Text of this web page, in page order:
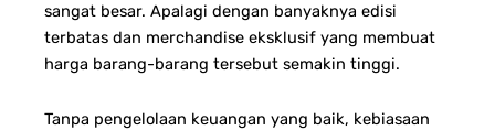
sangat besar. Apalagi dengan banyaknya edisi
terbatas dan merchandise eksklusif yang membuat
harga barang-barang tersebut semakin tinggi.
Tanpa pengelolaan keuangan yang baik, kebiasaan